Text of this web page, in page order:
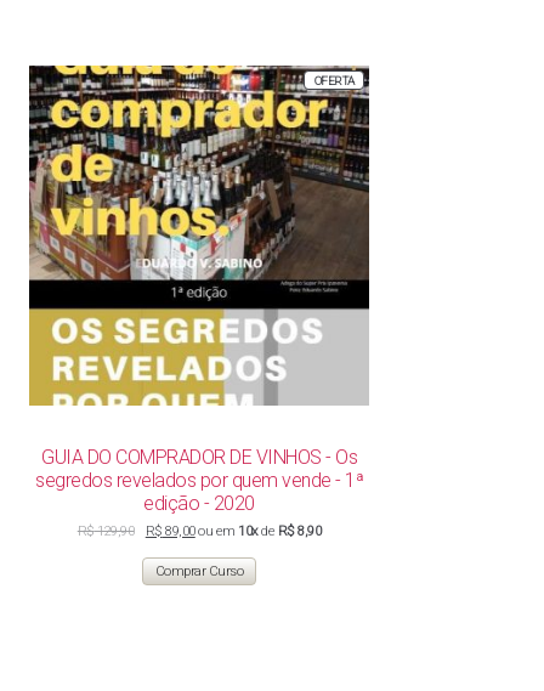
OFERTAPRODUTO
EM
PROMOÇÃO
GUIA DO COMPRADOR DE VINHOS - Os
segredos revelados por quem vende - 1ª
edição - 2020
R$129,90
preço
original
R$ 129,90.
R$ 89,00O
preço
atual
é:
R$ 89,00.
ou em 10xde R$ 8,90
Comprar Curso